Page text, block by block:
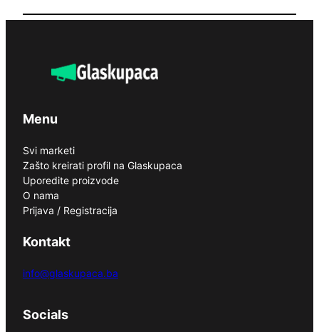
Menu
Svi marketi
Zašto kreirati profil na Glaskupaca
Uporedite proizvode
O nama
Prijava / Registracija
Kontakt
info@glaskupaca.ba
Socials